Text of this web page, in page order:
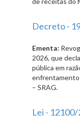
Decreto -
Ementa:
2026, que
pública em
enfrentamento
– SRAG.
Lei -